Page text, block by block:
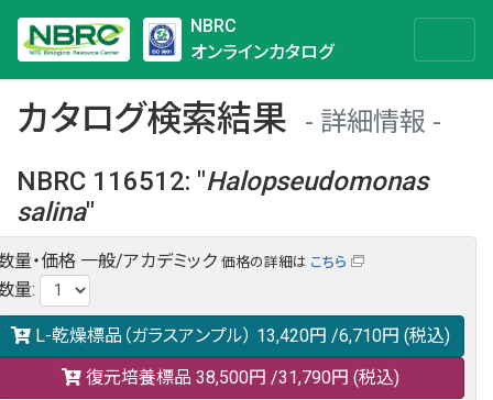
NBRC
オンラインカタログ
カタログ検索結果
詳細情報
NBRC 116512: "Halopseudomonas
salina"
NBRC 116512の情報や関連データは以下のバナー(DBRP)か
らご覧ください。
日本語での検索も可能です。
量・価格 一般/アカデミック 価格の詳細は こちら
量:
L-乾燥標品（ガラスアンプル） 13,420円 /6,710円 (税込)
復元培養標品 38,500円 /31,790円 (税込)